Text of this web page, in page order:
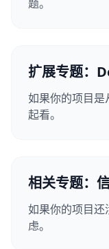
题。
扩展专题：
如果你的项目
起看。
相关专题：
如果你的项目还
虑。